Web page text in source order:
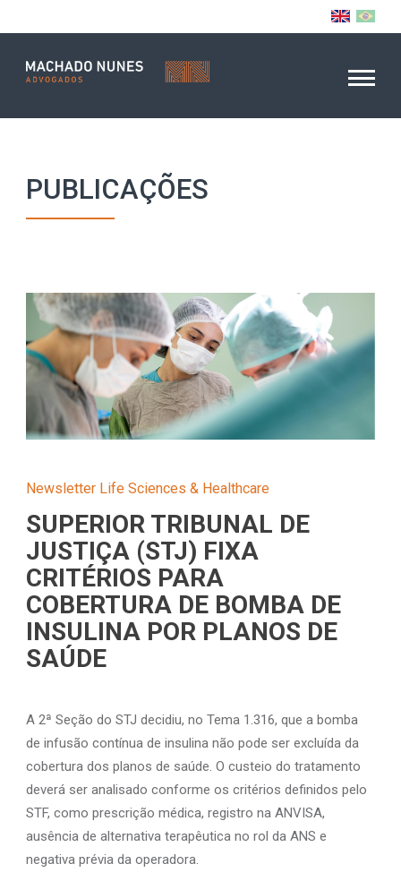
PUBLICAÇÕES
Newsletter Life Sciences & Healthcare
SUPERIOR TRIBUNAL DE
JUSTIÇA (STJ) FIXA
CRITÉRIOS PARA
COBERTURA DE BOMBA DE
INSULINA POR PLANOS DE
SAÚDE
A 2ª Seção do STJ decidiu, no Tema 1.316, que a bomba
de infusão contínua de insulina não pode ser excluída da
cobertura dos planos de saúde. O custeio do tratamento
deverá ser analisado conforme os critérios definidos pelo
STF, como prescrição médica, registro na ANVISA,
ausência de alternativa terapêutica no rol da ANS e
negativa prévia da operadora.